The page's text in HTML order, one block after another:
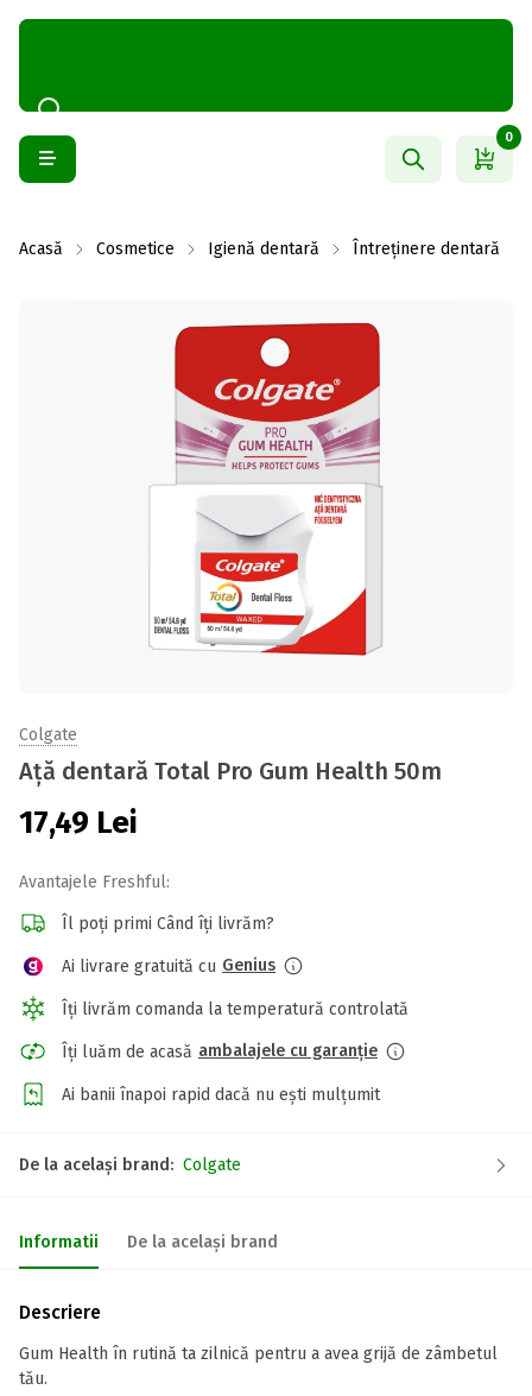
0
Acasă Cosmetice Igienă dentară Întreținere dentară
Colgate
Ață dentară Total Pro Gum Health 50m
17,49 Lei
Avantajele Freshful:
Îl poți primi Când îți livrăm?
Ai livrare gratuită cu Genius
Îți livrăm comanda la temperatură controlată
Îți luăm de acasă ambalajele cu garanție
Ai banii înapoi rapid dacă nu ești mulțumit
De la același brand: Colgate
Informatii De la același brand
Descriere
Gum Health în rutină ta zilnică pentru a avea grijă de zâmbetul
tău.